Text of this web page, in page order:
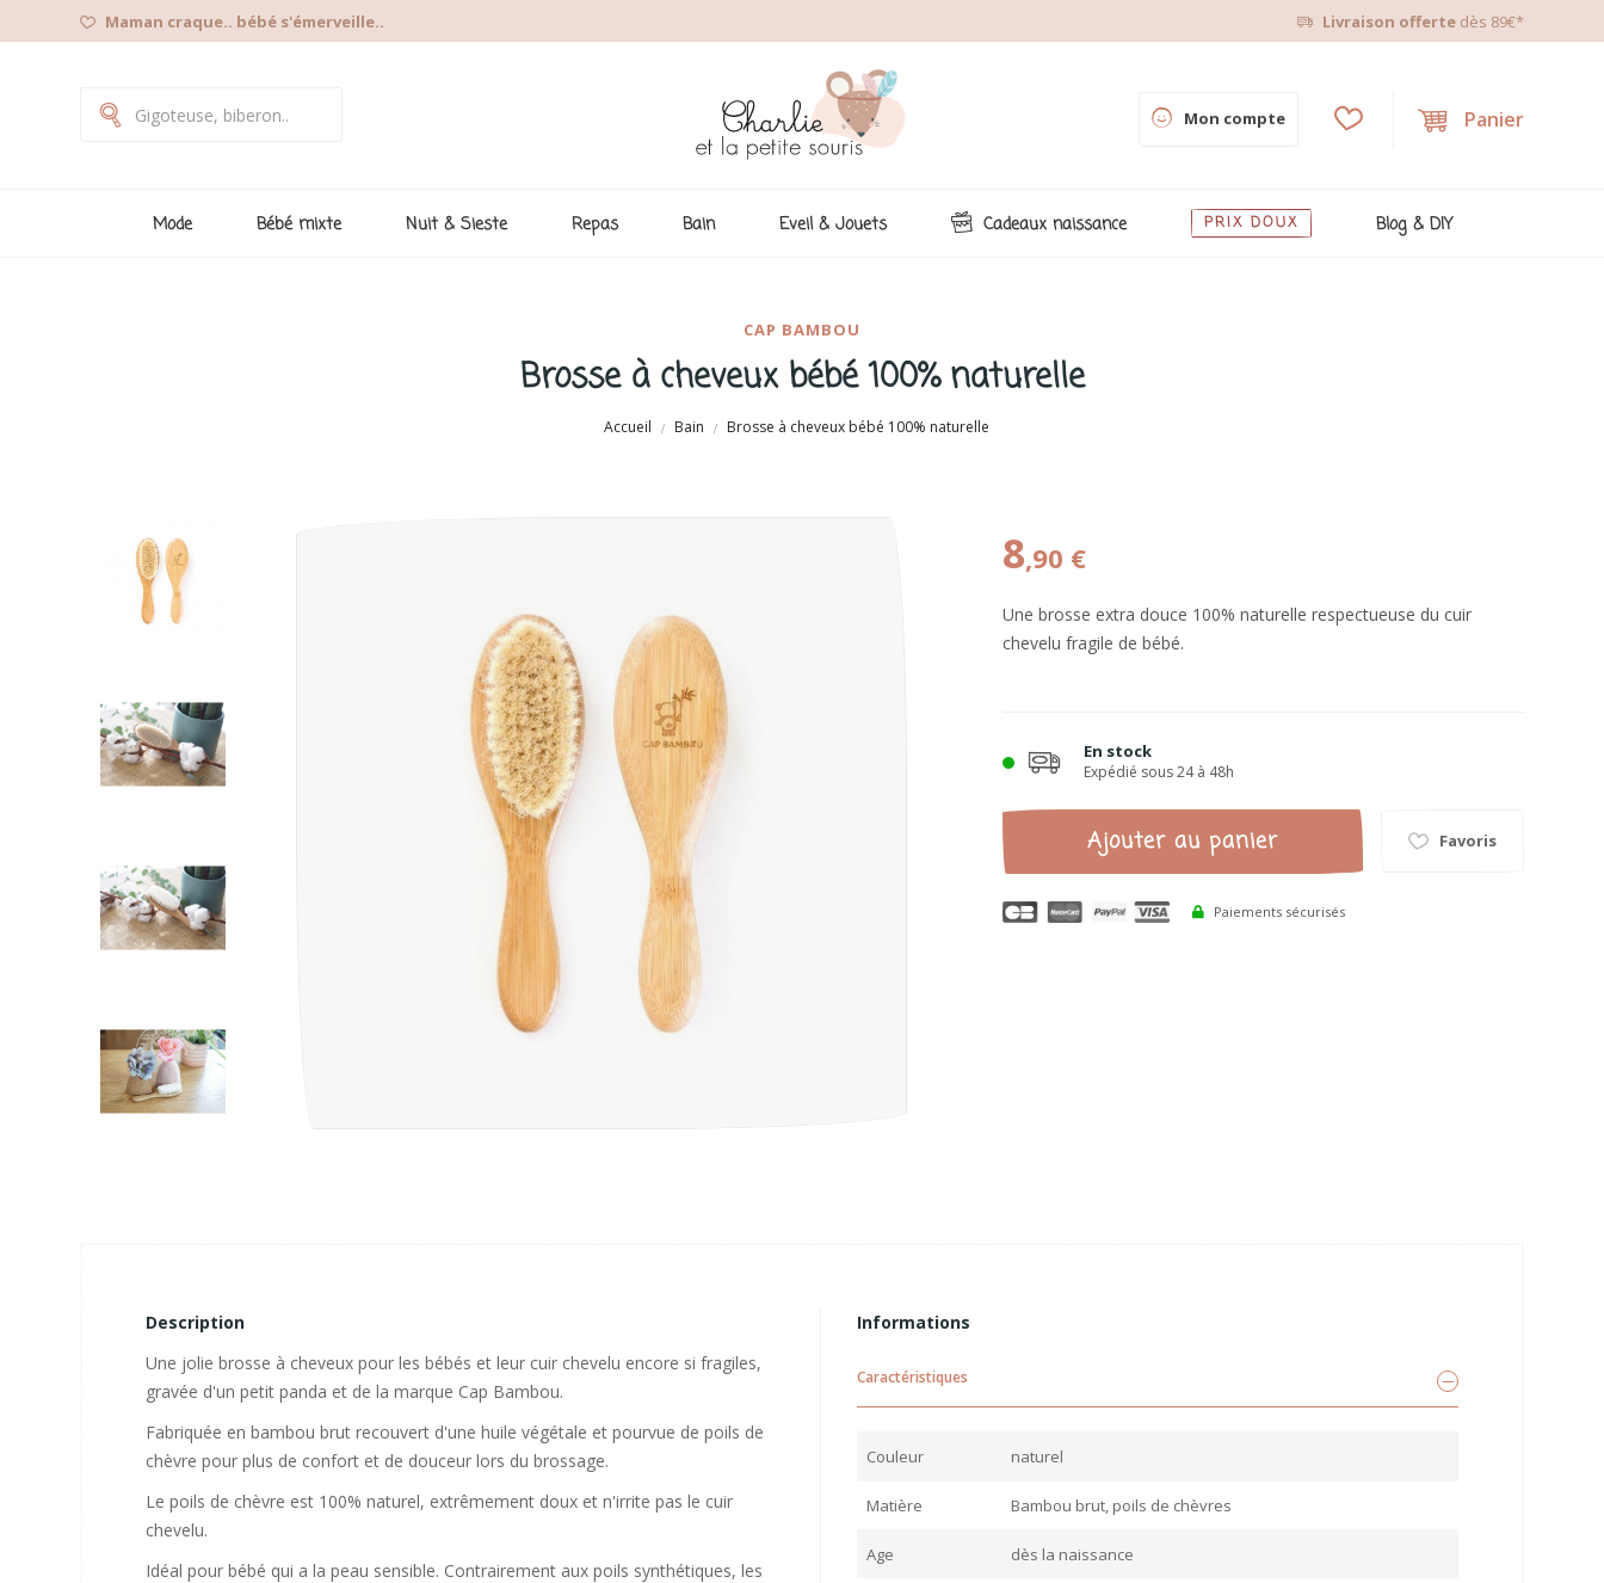
Maman craque.. bébé s'émerveille.. Livraison offerte dès 89€*
Panier
Mon compte
Mode Bébé mixte Nuit & Sieste Repas Bain Eveil & Jouets Cadeaux naissance PRIX DOUX Blog & DIY
CAP BAMBOU
Brosse à cheveux bébé 100% naturelle
Accueil Bain Brosse à cheveux bébé 100% naturelle
8,90 €
Une brosse extra douce 100% naturelle respectueuse du cuir
chevelu fragile de bébé.
En stock
Expédié sous 24 à 48h
Ajouter au panier Favoris
Paiements sécurisés
Description
Une jolie brosse à cheveux pour les bébés et leur cuir chevelu encore si fragiles,
gravée d'un petit panda et de la marque Cap Bambou.
Fabriquée en bambou brut recouvert d'une huile végétale et pourvue de poils de
chèvre pour plus de confort et de douceur lors du brossage.
Le poils de chèvre est 100% naturel, extrêmement doux et n'irrite pas le cuir
chevelu.
Idéal pour bébé qui a la peau sensible. Contrairement aux poils synthétiques, les
Informations
Caractéristiques
Couleur naturel
Matière Bambou brut, poils de chèvres
Age dès la naissance